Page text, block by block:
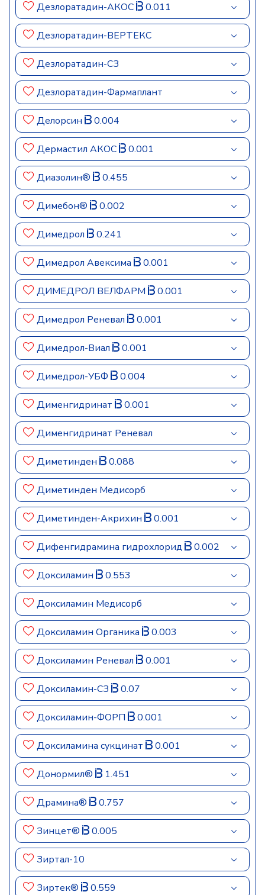
Дезлоратадин-АКОС 0.011
Дезлоратадин-ВЕРТЕКС
Дезлоратадин-СЗ
Дезлоратадин-Фармаплант
Делорсин 0.004
Дермастил АКОС 0.001
Диазолин® 0.455
Димебон® 0.002
Димедрол 0.241
Димедрол Авексима 0.001
ДИМЕДРОЛ ВЕЛФАРМ 0.001
Димедрол Реневал 0.001
Димедрол-Виал 0.001
Димедрол-УБФ 0.004
Дименгидринат 0.001
Дименгидринат Реневал
Диметинден 0.088
Диметинден Медисорб
Диметинден-Акрихин 0.001
Дифенгидрамина гидрохлорид 0.002
Доксиламин 0.553
Доксиламин Медисорб
Доксиламин Органика 0.003
Доксиламин Реневал 0.001
Доксиламин-СЗ 0.07
Доксиламин-ФОРП 0.001
Доксиламина сукцинат 0.001
Донормил® 1.451
Драмина® 0.757
Зинцет® 0.005
Зиртал-10
Зиртек® 0.559